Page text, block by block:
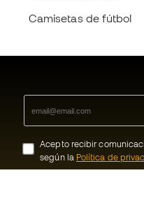
Camisetas de fútbol
Acepto recibir
según la Política de